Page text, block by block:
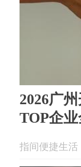
2026广
TOP企
指间便捷生活